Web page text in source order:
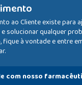
ao Cliente existe para
solucionar qualquer
fique à vontade e entre
com nosso